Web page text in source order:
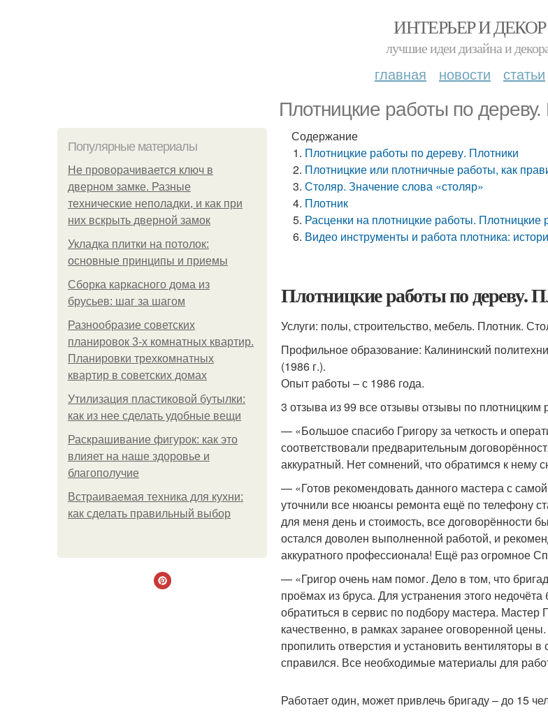
ИНТЕРЬЕР И ДЕКОР
лучшие идеи дизайна и
главная новости статьи
Плотницкие работы по дереву.
Популярные материалы
Не проворачивается ключ в
дверном замке. Разные
технические неполадки, и как при
них вскрыть дверной замок
Укладка плитки на потолок:
основные принципы и приемы
Сборка каркасного дома из
брусьев: шаг за шагом
Разнообразие советских
планировок 3-х комнатных квартир.
Планировки трехкомнатных
квартир в советских домах
Утилизация пластиковой бутылки:
как из нее сделать удобные вещи
Раскрашивание фигурок: как это
влияет на наше здоровье и
благополучие
Встраиваемая техника для кухни:
как сделать правильный выбор
Содержание
Плотницкие работы по дереву. Плотники
Плотницкие или плотничные работы, как
Столяр. Значение слова «столяр»
Плотник
Расценки на плотницкие работы. Плотницкие
Видео инструменты и работа плотника:
Плотницкие работы по дереву.
Услуги: полы, строительство, мебель. Плотник.
Профильное образование: Калининский
(1986 г.).
Опыт работы – с 1986 года.
3 отзыва из 99 все отзывы отзывы по плотницким
— «Большое спасибо Григору за четкость и
соответствовали предварительным
аккуратный. Нет сомнений, что обратимся к нему
— «Готов рекомендовать данного мастера с
уточнили все нюансы ремонта ещё по телефону
для меня день и стоимость, все договорённости
остался доволен выполненной работой, и
аккуратного профессионала! Ещё раз огромное
— «Григор очень нам помог. Дело в том, что
проёмах из бруса. Для устранения этого
обратиться в сервис по подбору мастера.
качественно, в рамках заранее оговоренной
пропилить отверстия и установить вентиляторы
справился. Все необходимые материалы для
Работает один, может привлечь бригаду – до 15